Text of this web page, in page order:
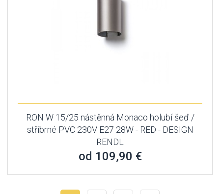
RON W 15/25 nástěnná Monaco holubí šeď /
stříbrné PVC 230V E27 28W - RED - DESIGN
RENDL
od 109,90 €